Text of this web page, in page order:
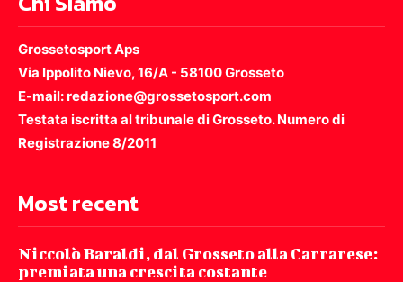
Grossetosport Aps
Via Ippolito Nievo, 16/A - 58100 Grosseto
E-mail: redazione@grossetosport.com
Testata iscritta al tribunale di Grosseto. Numero di
Registrazione 8/2011
Most recent
Niccolò Baraldi, dal Grosseto alla Carrarese:
premiata una crescita costante